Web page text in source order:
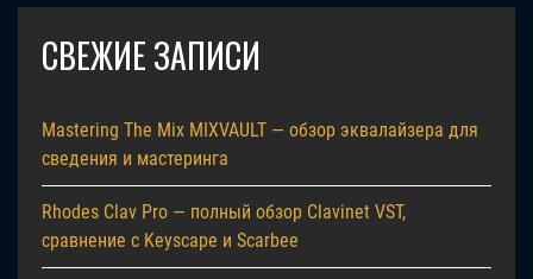
СВЕЖИЕ ЗАПИСИ
Mastering The Mix MIXVAULT — обзор эквалайзера для
сведения и мастеринга
Rhodes Clav Pro — полный обзор Clavinet VST,
сравнение с Keyscape и Scarbee